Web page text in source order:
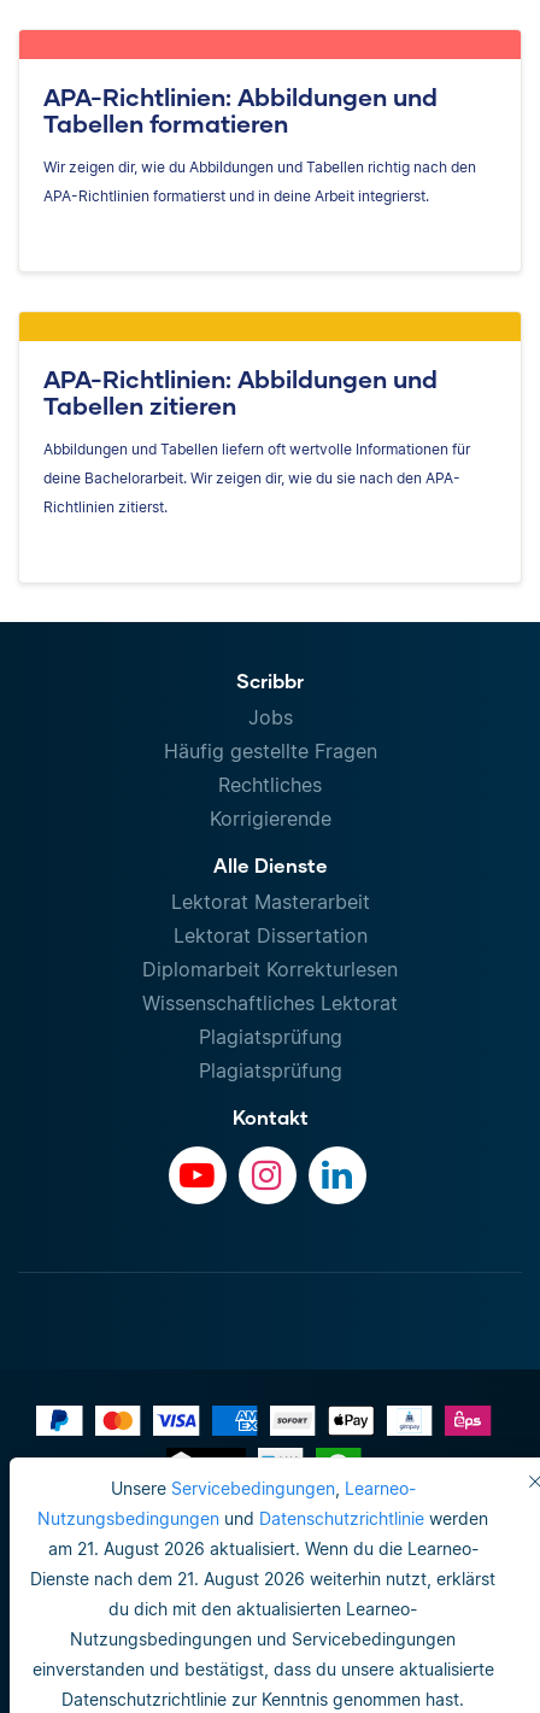
Unsere Servicebedingungen, Learneo-
Nutzungsbedingungen und Datenschutzrichtlinie werden
am 21. August 2026 aktualisiert. Wenn du die Learneo-
Dienste nach dem 21. August 2026 weiterhin nutzt, erklärst
du dich mit den aktualisierten Learneo-
Nutzungsbedingungen und Servicebedingungen
einverstanden und bestätigst, dass du unsere aktualisierte
Datenschutzrichtlinie zur Kenntnis genommen hast.
APA-Richtlinien: Abbildungen und
Tabellen formatieren
Wir zeigen dir, wie du Abbildungen und Tabellen richtig nach den
APA-Richtlinien formatierst und in deine Arbeit integrierst.
APA-Richtlinien: Abbildungen und
Tabellen zitieren
Abbildungen und Tabellen liefern oft wertvolle Informationen für
deine Bachelorarbeit. Wir zeigen dir, wie du sie nach den APA-
Richtlinien zitierst.
Scribbr
Jobs
Häufig gestellte Fragen
Rechtliches
Korrigierende
Alle Dienste
Lektorat Masterarbeit
Lektorat Dissertation
Diplomarbeit Korrekturlesen
Wissenschaftliches Lektorat
Plagiatsprüfung
Plagiatsprüfung
Kontakt
Impressum
Datenschutzrichtlinie
Do not sell or share my personal info
Nutzungsbedingungen
Datenschutzrichtlinie